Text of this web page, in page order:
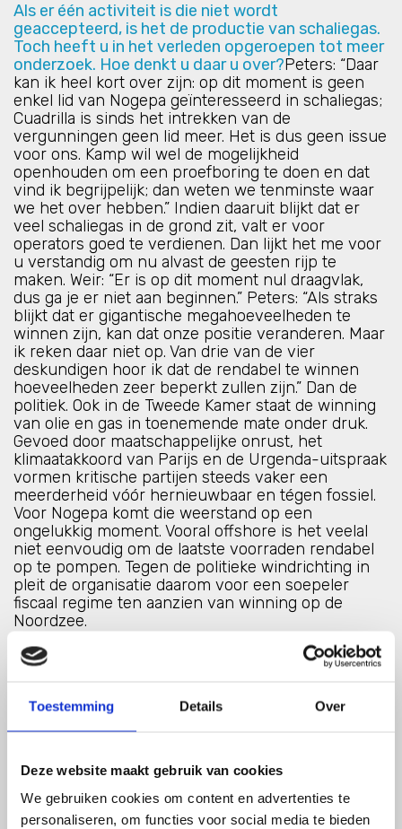
Toestemming Details Over
Deze website maakt gebruik van cookies
We gebruiken cookies om content en advertenties te
personaliseren, om functies voor social media te bieden
Als er één activiteit is die niet wordt
geaccepteerd, is het de productie van schaliegas.
Toch heeft u in het verleden opgeroepen tot meer
onderzoek. Hoe denkt u daar u over?Peters: “Daar
kan ik heel kort over zijn: op dit moment is geen
enkel lid van Nogepa geïnteresseerd in schaliegas;
Cuadrilla is sinds het intrekken van de
vergunningen geen lid meer. Het is dus geen issue
voor ons. Kamp wil wel de mogelijkheid
openhouden om een proefboring te doen en dat
vind ik begrijpelijk; dan weten we tenminste waar
we het over hebben.” Indien daaruit blijkt dat er
veel schaliegas in de grond zit, valt er voor
operators goed te verdienen. Dan lijkt het me voor
u verstandig om nu alvast de geesten rijp te
maken. Weir: “Er is op dit moment nul draagvlak,
dus ga je er niet aan beginnen.” Peters: “Als straks
blijkt dat er gigantische megahoeveelheden te
winnen zijn, kan dat onze positie veranderen. Maar
ik reken daar niet op. Van drie van de vier
deskundigen hoor ik dat de rendabel te winnen
hoeveelheden zeer beperkt zullen zijn.” Dan de
politiek. Ook in de Tweede Kamer staat de winning
van olie en gas in toenemende mate onder druk.
Gevoed door maatschappelijke onrust, het
klimaatakkoord van Parijs en de Urgenda-uitspraak
vormen kritische partijen steeds vaker een
meerderheid vóór hernieuwbaar en tégen fossiel.
Voor Nogepa komt die weerstand op een
ongelukkig moment. Vooral offshore is het veelal
niet eenvoudig om de laatste voorraden rendabel
op te pompen. Tegen de politieke windrichting in
pleit de organisatie daarom voor een soepeler
fiscaal regime ten aanzien van winning op de
Noordzee.
Wat Nogepa doet publiek en politiek warm te
Promoten van zijn zogenoemde
verschillende vormen van energie gerangschikt
van duurzaam naar niet-duurzaam; binnenlands
op vijf. De sector plaatst zich hiermee naar eigen
zeggen “in het midden van het spectrum”. •
Deelname aan een nieuw platformvan
Economische Zaken omtrent